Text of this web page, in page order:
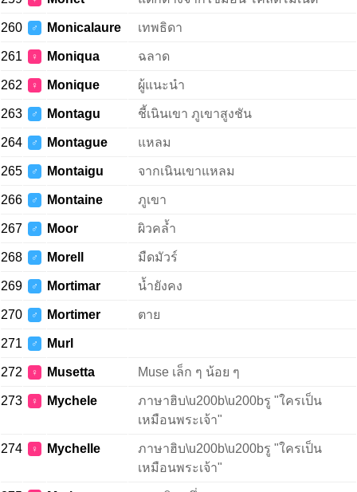
260 ♂ Monicalaure เทพธิดา
261 ♀ Moniqua ฉลาด
262 ♀ Monique ผู้แนะนำ
263 ♂ Montagu ชี้เนินเขา ภูเขาสูงชัน
264 ♂ Montague แหลม
265 ♂ Montaigu จากเนินเขาแหลม
266 ♂ Montaine ภูเขา
267 ♂ Moor ผิวคล้ำ
268 ♂ Morell มืดมัวร์
269 ♂ Mortimar น้ำยังคง
270 ♂ Mortimer ตาย
271 ♂ Murl
272 ♀ Musetta Muse เล็ก ๆ น้อย ๆ
273 ♀ Mychele
ภาษาฮิบ\u200b\u200bรู "ใครเป็น
เหมือนพระเจ้า"
274 ♀ Mychelle
ภาษาฮิบ\u200b\u200bรู "ใครเป็น
เหมือนพระเจ้า"